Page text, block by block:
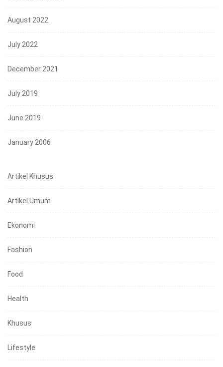
August 2022
July 2022
December 2021
July 2019
June 2019
January 2006
Artikel Khusus
Artikel Umum
Ekonomi
Fashion
Food
Health
Khusus
Lifestyle